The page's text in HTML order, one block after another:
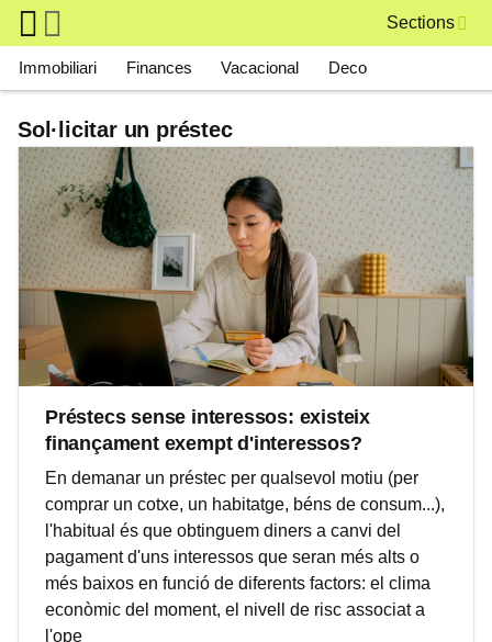
Skip to main content
Sections
Main navigation
Immobiliari Finances Vacacional Deco
Sol·licitar un préstec
Préstecs sense interessos: existeix
finançament exempt d'interessos?
En demanar un préstec per qualsevol motiu (per
comprar un cotxe, un habitatge, béns de consum...),
l'habitual és que obtinguem diners a canvi del
pagament d'uns interessos que seran més alts o
més baixos en funció de diferents factors: el clima
econòmic del moment, el nivell de risc associat a
l'ope